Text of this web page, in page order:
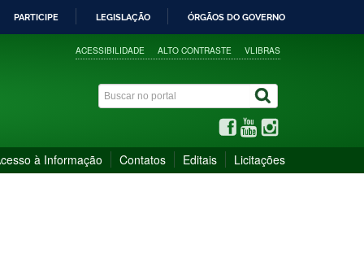
PARTICIPE LEGISLAÇÃO ÓRGÃOS DO GOVERNO
ACESSIBILIDADE ALTO CONTRASTE VLIBRAS
à Informação Contatos Editais Licitações